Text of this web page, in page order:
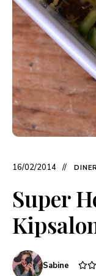
16/02/2014
Super
Sabine